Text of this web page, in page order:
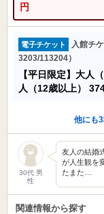
円
電子チケット
入館チ
3203/113204）
【平日限定】大人
人（12歳以上）
他にも
30代 男
性
友人の結婚
が人生観を
たまた…
関連情報から探す